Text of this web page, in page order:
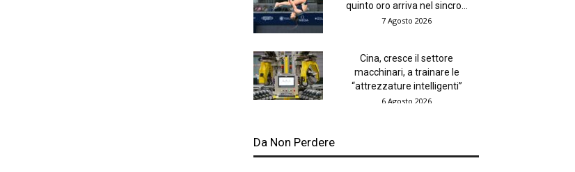
quinto oro arriva nel sincro...
7 Agosto 2026
Cina, cresce il settore
macchinari, a trainare le
“attrezzature intelligenti”
6 Agosto 2026
Da Non Perdere